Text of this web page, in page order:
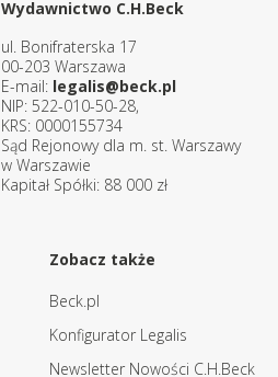
Wydawnictwo C.H.Beck
ul. Bonifraterska 17
00-203 Warszawa
E-mail: legalis@beck.pl
NIP: 522-010-50-28,
KRS: 0000155734
Sąd Rejonowy dla m. st. Warszawy
w Warszawie
Kapitał Spółki: 88 000 zł
Zobacz także
Beck.pl
Konfigurator Legalis
Newsletter Nowości C.H.Beck